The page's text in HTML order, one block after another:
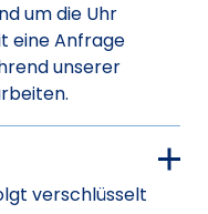
um die Uhr
eine Anfrage
unserer
verschlüsselt